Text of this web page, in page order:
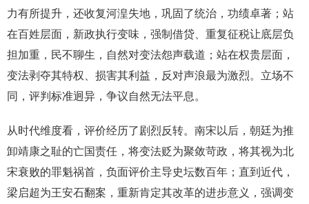
力有所提升，还收复河湟失地，巩固了统治，功绩卓著；站
在百姓层面，新政执行变味，强制借贷、重复征税让底层负
担加重，民不聊生，自然对变法怨声载道；站在权贵层面，
变法剥夺其特权、损害其利益，反对声浪最为激烈。立场不
同，评判标准迥异，争议自然无法平息。
从时代维度看，评价经历了剧烈反转。南宋以后，朝廷为推
卸靖康之耻的亡国责任，将变法贬为聚敛苛政，将其视为北
宋衰败的罪魁祸首，负面评价主导史坛数百年；直到近代，
梁启超为王安石翻案，重新肯定其改革的进步意义，强调变